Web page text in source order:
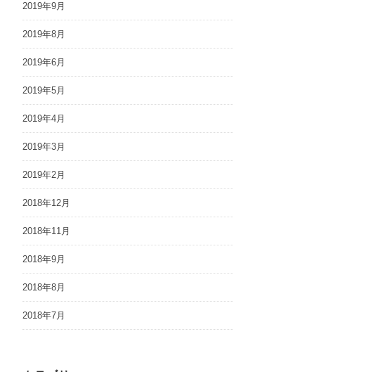
2019年9月
2019年8月
2019年6月
2019年5月
2019年4月
2019年3月
2019年2月
2018年12月
2018年11月
2018年9月
2018年8月
2018年7月